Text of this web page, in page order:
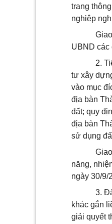
trang
nghiệp
UBND các
2.
tư xây
vào mục
địa bàn
đất; quy
địa bàn
sử dụng
năng,
ngày 30/9/
3.
khác gắn
giải quyết